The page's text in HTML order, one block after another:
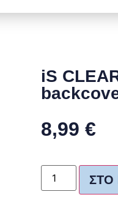
iS
8,99 €
ΣΤΟ